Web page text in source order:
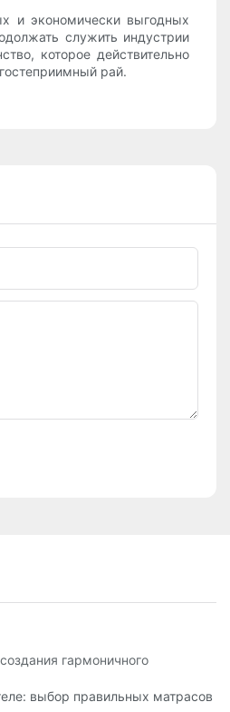
и экономически выгодных
служить индустрии
которое действительно
рай.
гармоничного
выбор правильных матрасов